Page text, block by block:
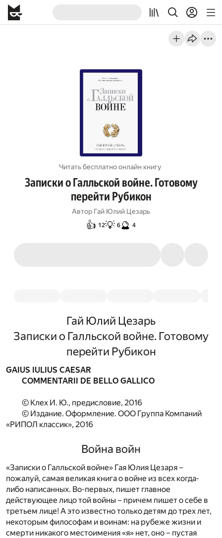
Читать бесплатно онлайн книгу
Записки о Галльской войне. Готовому
перейти Рубикон
Автор Гай Юлий Цезарь
👍 12💡 6🔮 4
Гай Юлий Цезарь
Записки о Галльской войне. Готовому
перейти Рубикон
GAIUS IULIUS CAESAR
COMMENTARII DE BELLO GALLICO
© Клех И. Ю., предисловие, 2016
© Издание. Оформление. ООО Группа Компаний
«РИПОЛ классик», 2016
Война войн
«Записки о Галльской войне» Гая Юлия Цезаря –
пожалуй, самая великая книга о войне из всех когда-
либо написанных. Во-первых, пишет главное
действующее лицо той войны – причем пишет о себе в
третьем лице! А это известно только детям до трех лет,
некоторым философам и воинам: на рубеже жизни и
смерти никакого местоимения «я» нет, оно – пустая